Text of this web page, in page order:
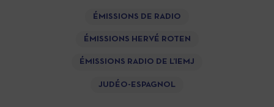
ÉMISSIONS DE RADIO
ÉMISSIONS HERVÉ ROTEN
ÉMISSIONS RADIO DE L’IEMJ
JUDÉO-ESPAGNOL